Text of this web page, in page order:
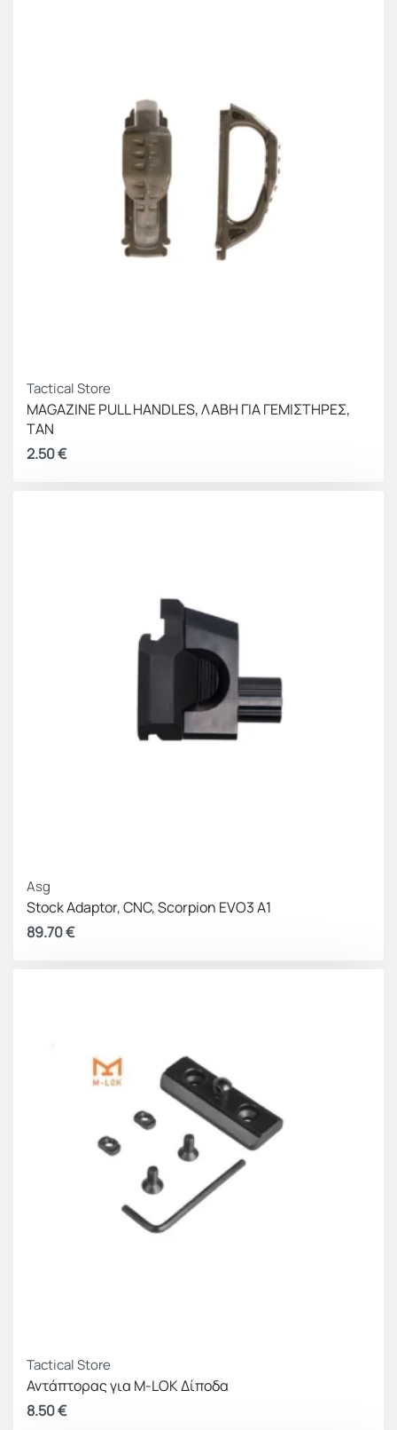
Tactical Store
MAGAZINE PULL HANDLES, ΛΑΒΗ ΓΙΑ ΓΕΜΙΣΤΗΡΕΣ,
TAN
2.50€
Asg
Stock Adaptor, CNC, Scorpion EVO3 A1
89.70€
Tactical Store
Αντάπτορας για M-LOK Δίποδα
8.50€